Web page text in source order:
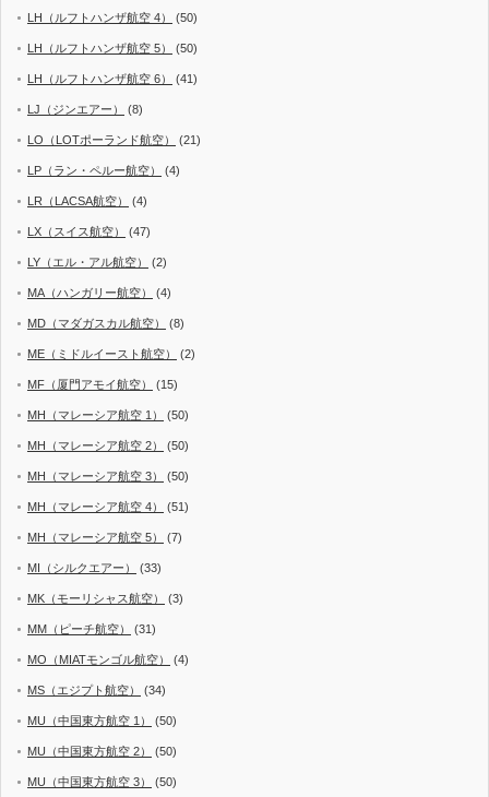
LH（ルフトハンザ航空 4） (50)
LH（ルフトハンザ航空 5） (50)
LH（ルフトハンザ航空 6） (41)
LJ（ジンエアー） (8)
LO（LOTポーランド航空） (21)
LP（ラン・ペルー航空） (4)
LR（LACSA航空） (4)
LX（スイス航空） (47)
LY（エル・アル航空） (2)
MA（ハンガリー航空） (4)
MD（マダガスカル航空） (8)
ME（ミドルイースト航空） (2)
MF（厦門アモイ航空） (15)
MH（マレーシア航空 1） (50)
MH（マレーシア航空 2） (50)
MH（マレーシア航空 3） (50)
MH（マレーシア航空 4） (51)
MH（マレーシア航空 5） (7)
MI（シルクエアー） (33)
MK（モーリシャス航空） (3)
MM（ピーチ航空） (31)
MO（MIATモンゴル航空） (4)
MS（エジプト航空） (34)
MU（中国東方航空 1） (50)
MU（中国東方航空 2） (50)
MU（中国東方航空 3） (50)